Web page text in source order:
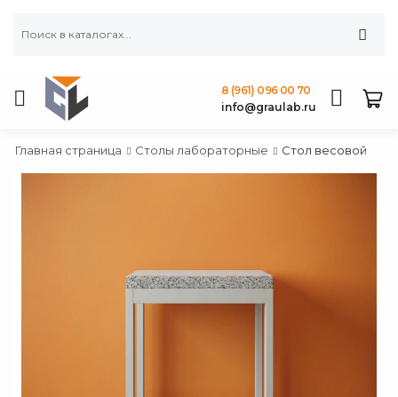
8 (961) 096 00 70
info@graulab.ru
Главная страница Столы лабораторные Стол весовой